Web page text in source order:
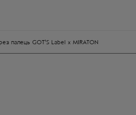
палець GOT'S Label x MIRATON